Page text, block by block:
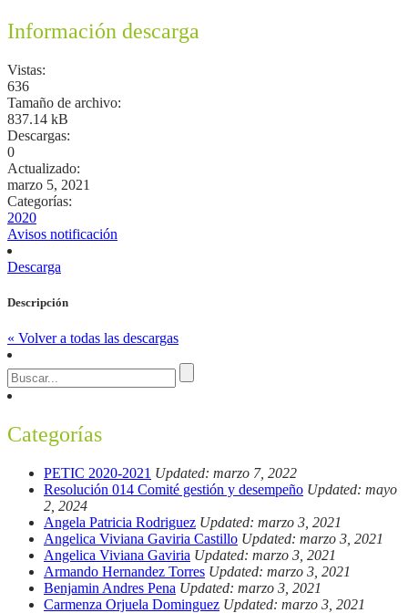
Información descarga
Vistas:
636
Tamaño de archivo:
837.14 kB
Descargas:
0
Actualizado:
marzo 5, 2021
Categorías:
2020
Avisos notificación
Descarga
Descripción
« Volver a todas las descargas
Categorías
PETIC 2020-2021 Updated: marzo 7, 2022
Resolución 014 Comité gestión y desempeño Updated: mayo
2, 2024
Angela Patricia Rodriguez Updated: marzo 3, 2021
Angelica Viviana Gaviria Castillo Updated: marzo 3, 2021
Angelica Viviana Gaviria Updated: marzo 3, 2021
Armando Hernandez Torres Updated: marzo 3, 2021
Benjamin Andres Pena Updated: marzo 3, 2021
Carmenza Orjuela Dominguez Updated: marzo 3, 2021